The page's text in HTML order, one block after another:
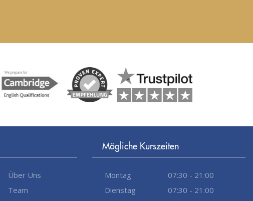
Über Uns
Team
Mögliche Kurszeiten
Montag
07:30 - 21:00
Dienstag
07:30 - 21:00